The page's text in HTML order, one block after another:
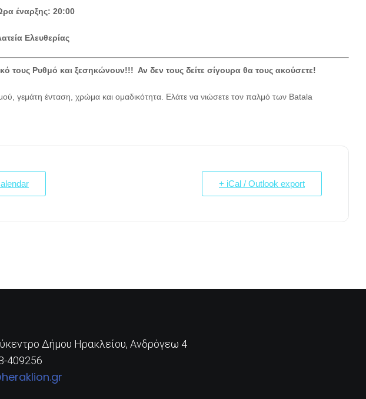
έναρξης: 20:00
Ελευθερίας
τους Ρυθμό και ξεσηκώνουν!!! Αν δεν τους δείτε σίγουρα θα τους ακούσετε!
γεμάτη ένταση, χρώμα και ομαδικότητα. Ελάτε να νιώσετε τον παλμό των Batala
+ iCal / Outlook export
Δήμου Ηρακλείου, Ανδρόγεω 4
409256